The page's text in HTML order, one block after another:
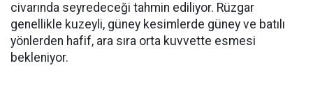
civarında seyredeceği tahmin ediliyor. Rüzgar
genellikle kuzeyli, güney kesimlerde güney ve batılı
yönlerden hafif, ara sıra orta kuvvette esmesi
bekleniyor.